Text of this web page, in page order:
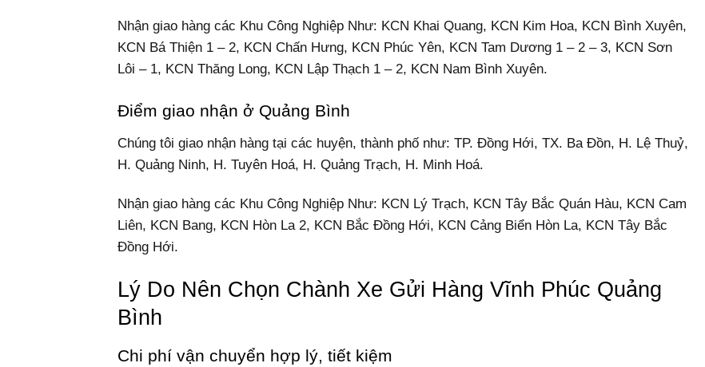
Nhận giao hàng các Khu Công Nghiệp Như: KCN Khai Quang, KCN Kim Hoa, KCN Bình Xuyên,
KCN Bá Thiện 1 – 2, KCN Chấn Hưng, KCN Phúc Yên, KCN Tam Dương 1 – 2 – 3, KCN Sơn
Lôi – 1, KCN Thăng Long, KCN Lập Thạch 1 – 2, KCN Nam Bình Xuyên.
Điểm giao nhận ở Quảng Bình
Chúng tôi giao nhận hàng tại các huyện, thành phố như: TP. Đồng Hới, TX. Ba Đồn, H. Lệ Thuỷ,
H. Quảng Ninh, H. Tuyên Hoá, H. Quảng Trạch, H. Minh Hoá.
Nhận giao hàng các Khu Công Nghiệp Như: KCN Lý Trạch, KCN Tây Bắc Quán Hàu, KCN Cam
Liên, KCN Bang, KCN Hòn La 2, KCN Bắc Đồng Hới, KCN Cảng Biển Hòn La, KCN Tây Bắc
Đồng Hới.
Lý Do Nên Chọn Chành Xe Gửi Hàng Vĩnh Phúc Quảng
Bình
Chi phí vận chuyển hợp lý, tiết kiệm